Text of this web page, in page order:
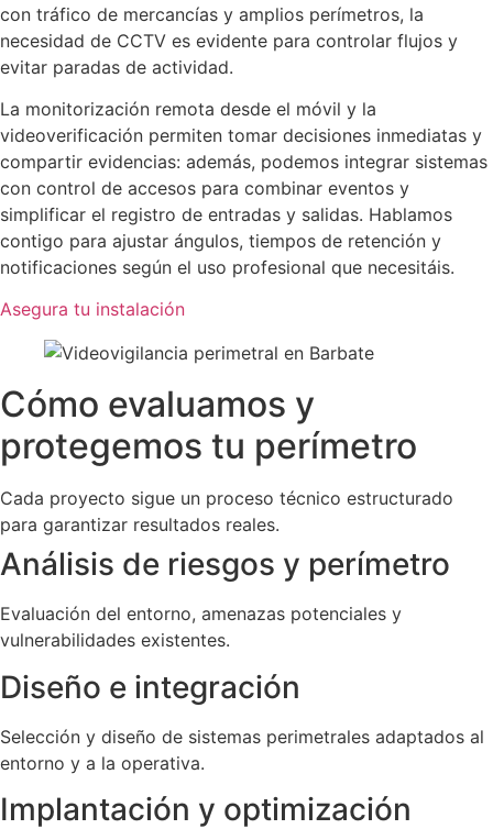
con tráfico de mercancías y amplios perímetros, la
necesidad de CCTV es evidente para controlar flujos y
evitar paradas de actividad.
La monitorización remota desde el móvil y la
videoverificación permiten tomar decisiones inmediatas y
compartir evidencias: además, podemos integrar sistemas
con control de accesos para combinar eventos y
simplificar el registro de entradas y salidas. Hablamos
contigo para ajustar ángulos, tiempos de retención y
notificaciones según el uso profesional que necesitáis.
Asegura tu instalación
Cómo evaluamos y
protegemos tu perímetro
Cada proyecto sigue un proceso técnico estructurado
para garantizar resultados reales.
Análisis de riesgos y perímetro
Evaluación del entorno, amenazas potenciales y
vulnerabilidades existentes.
Diseño e integración
Selección y diseño de sistemas perimetrales adaptados al
entorno y a la operativa.
Implantación y optimización